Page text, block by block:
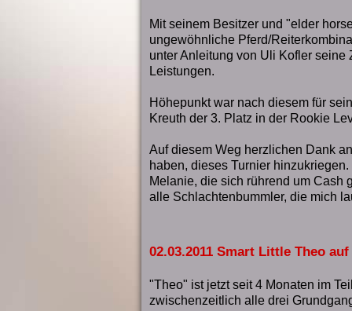
Mit seinem Besitzer und "elder
ungewöhnliche Pferd/
unter Anleitung von Uli Kofler seine
Leistungen.
Höhepunkt war nach diesem für
Kreuth der 3. Platz in der Rookie
Auf diesem Weg herzlichen Dank
haben, dieses Turnier
Melanie, die sich rührend um Cash
alle Schlachtenbummler, die mich
02.03.2011 Smart Little Theo
"Theo" ist jetzt seit 4 Monaten im
zwischenzeitlich alle drei